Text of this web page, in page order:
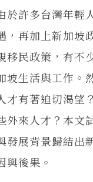
許多台灣年輕
，再加上新加坡
移民政策，有不
坡生活與工作。
才有著迫切渴望
外來人才？本文
發展背景歸結出
與後果。